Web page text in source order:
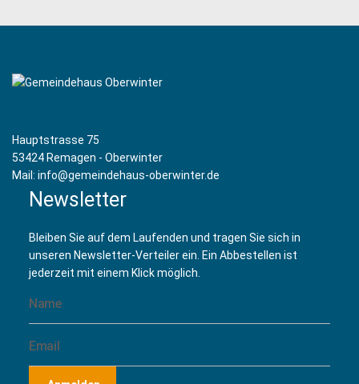
Hauptstrasse 75
53424 Remagen - Oberwinter
Mail: info@gemeindehaus-oberwinter.de
Newsletter
Bleiben Sie auf dem Laufenden und tragen Sie sich in
unseren Newsletter-Verteiler ein. Ein Abbestellen ist
jederzeit mit einem Klick möglich.